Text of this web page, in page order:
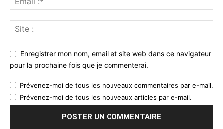
Enregistrer mon nom, email et site web dans ce navigateur
pour la prochaine fois que je commenterai.
Prévenez-moi de tous les nouveaux commentaires par e-mail.
Prévenez-moi de tous les nouveaux articles par e-mail.